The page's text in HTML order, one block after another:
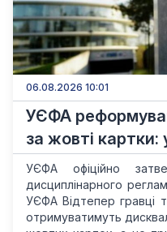
06.08.2026 10:01
УЄФА
за жовті картки:
УЄФА офіційно
дисциплінарного
УЄФА Відтепер гравці
отримуватимуть